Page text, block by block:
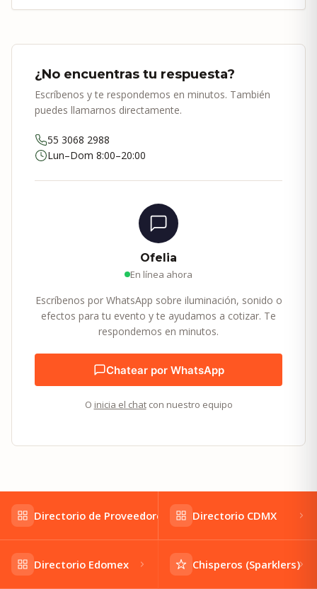
¿No encuentras tu respuesta?
Escríbenos y te respondemos en minutos. También
puedes llamarnos directamente.
55 3068 2988
Lun–Dom 8:00–20:00
Ofelia
En línea ahora
Escríbenos por WhatsApp sobre iluminación, sonido o
efectos para tu evento y te ayudamos a cotizar. Te
respondemos en minutos.
Chatear por WhatsApp
O inicia el chatcon nuestro equipo
Directorio de Proveedores Directorio CDMX
Directorio Edomex Chisperos (Sparklers)